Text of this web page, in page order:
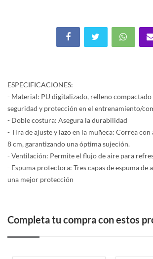
ESPECIFICACIONES:
- Material: PU digitalizado, relleno
seguridad y protección en el entrenamiento/
- Doble costura: Asegura la durabilidad
- Tira de ajuste y lazo en la muñeca: Correa
8 cm, garantizando una óptima sujeción.
- Ventilación: Permite el flujo de aire para
- Espuma protectora: Tres capas de espuma de
una mejor protección
Completa tu compra con estos